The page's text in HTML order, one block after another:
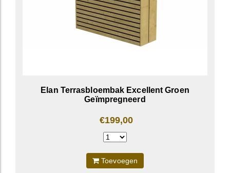
Elan Terrasbloembak Excellent Groen
Geïmpregneerd
€199,00
Toevoegen